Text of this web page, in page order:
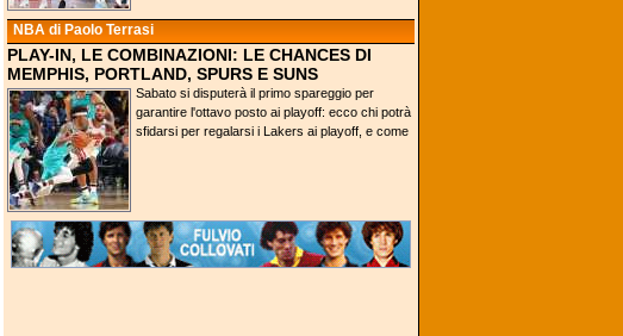
NBA di Paolo Terrasi
PLAY-IN, LE COMBINAZIONI: LE CHANCES DI
MEMPHIS, PORTLAND, SPURS E SUNS
Sabato si disputerà il primo spareggio per
garantire l'ottavo posto ai playoff: ecco chi potrà
sfidarsi per regalarsi i Lakers ai playoff, e come